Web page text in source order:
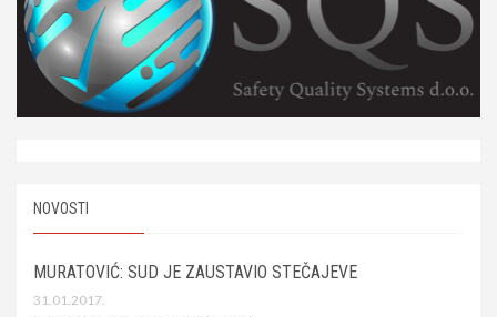
NOVOSTI
MURATOVIĆ: SUD JE ZAUSTAVIO STEČAJEVE
31.01.2017.